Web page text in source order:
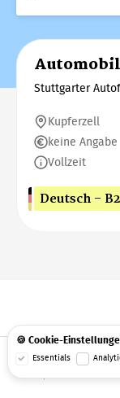
Stuttgarter
Kupferzell
keine Angabe
Vollzeit
Deutsch -
© 2026
Cookie-
🍪 Cookie-
Essentials